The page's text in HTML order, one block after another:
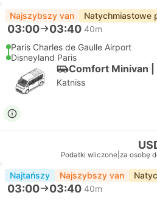
Najszybszy van Natychmiastowe
03:00 03:40 40m
Paris Charles de Gaulle Airport
Disneyland Paris
Comfort Minivan |
Katniss
Podatki wliczone za osobę
Najtańszy Najszybszy van
03:00 03:40 40m